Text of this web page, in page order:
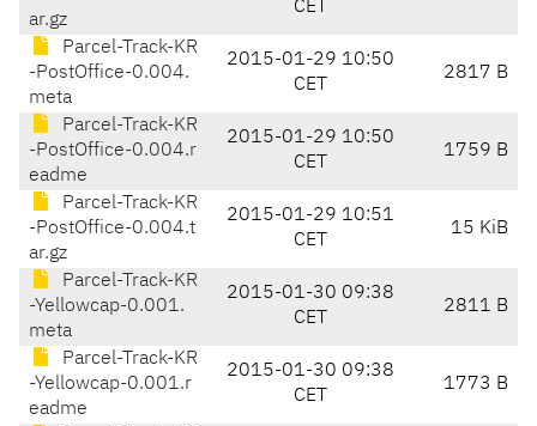
ar.gz
CET
Parcel-Track-KR
-PostOffice-0.004.
meta
2015-01-29 10:50
CET
2817 B
Parcel-Track-KR
-PostOffice-0.004.r
eadme
2015-01-29 10:50
CET
1759 B
Parcel-Track-KR
-PostOffice-0.004.t
ar.gz
2015-01-29 10:51
CET
15 KiB
Parcel-Track-KR
-Yellowcap-0.001.
meta
2015-01-30 09:38
CET
2811 B
Parcel-Track-KR
-Yellowcap-0.001.r
eadme
2015-01-30 09:38
CET
1773 B